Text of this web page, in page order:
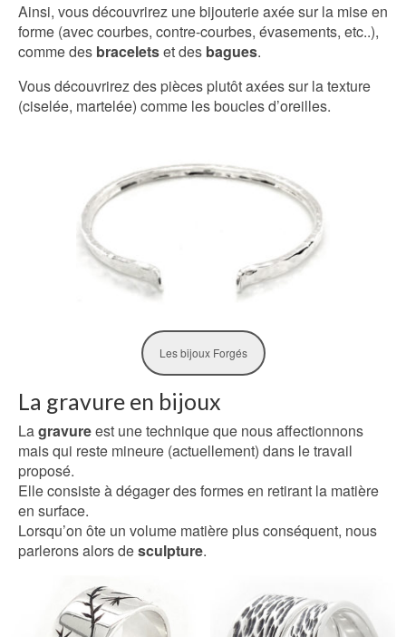
Ainsi, vous découvrirez une bijouterie axée sur la mise en
forme (avec courbes, contre-courbes, évasements, etc..),
comme des braceletset des bagues.
Vous découvrirez des pièces plutôt axées sur la texture
(ciselée, martelée) comme les boucles d’oreilles.
Les bijoux Forgés
La gravure en bijoux
Lagravureest une technique que nous affectionnons
mais qui reste mineure (actuellement) dans le travail
proposé.
Elle consiste à dégager des formes en retirant la matière
en surface.
Lorsqu’on ôte un volume matière plus conséquent, nous
parlerons alors desculpture.